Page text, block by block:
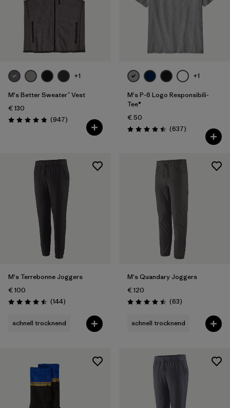
+1
M's Better Sweater™ Vest
€ 130
Bewertung: 4.8 / 5
(947Rezensionen
)
+1
M's P-6 Logo Responsibili-
Tee®
€ 50
Bewertung: 4.5 / 5
(637Rezensionen
)
M's Terrebonne Joggers
€ 100
Bewertung: 4.5 / 5
(144Rezensionen
)
schnell trocknend
M's Quandary Joggers
€ 120
Bewertung: 4.5 / 5
(63Rezensionen
)
schnell trocknend